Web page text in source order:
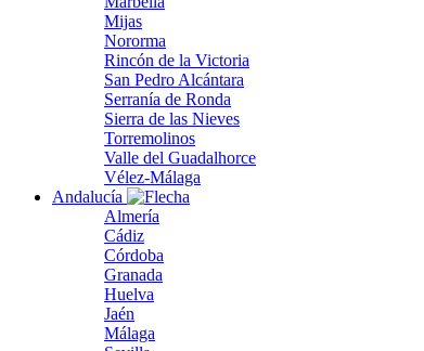
Mijas
Nororma
Rincón de la Victoria
San Pedro Alcántara
Serranía de Ronda
Sierra de las Nieves
Torremolinos
Valle del Guadalhorce
Vélez-Málaga
Andalucía
Almería
Cádiz
Córdoba
Granada
Huelva
Jaén
Málaga